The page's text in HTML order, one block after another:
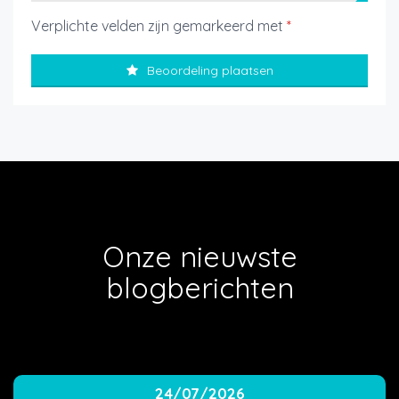
Verplichte velden zijn gemarkeerd met *
Beoordeling plaatsen
Onze nieuwste
blogberichten
24/07/2026